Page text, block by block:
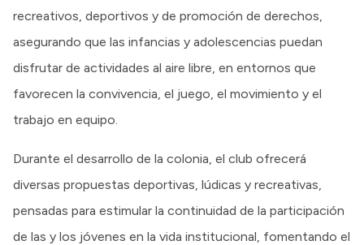
recreativos, deportivos y de promoción de derechos,
asegurando que las infancias y adolescencias puedan
disfrutar de actividades al aire libre, en entornos que
favorecen la convivencia, el juego, el movimiento y el
trabajo en equipo.
Durante el desarrollo de la colonia, el club ofrecerá
diversas propuestas deportivas, lúdicas y recreativas,
pensadas para estimular la continuidad de la participación
de las y los jóvenes en la vida institucional, fomentando el